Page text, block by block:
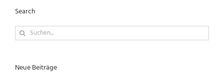
Search
Suche
Neue Beiträge